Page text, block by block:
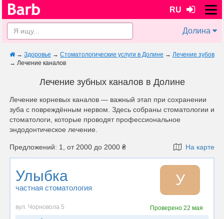
RU
Долина
→ Здоровье → Стоматологические услуги в Долине → Лечение зубов
→ Лечение каналов
Лечение зубных каналов в Долине
Лечение корневых каналов — важный этап при сохранении
зуба с повреждённым нервом. Здесь собраны стоматологии и
стоматологи, которые проводят профессиональное
эндодонтическое лечение.
Предложений: 1, от 2000 до 2000 ₴ На карте
Улыбка
частная стоматология У
вул. Чорновола 5 Проверено 22 мая